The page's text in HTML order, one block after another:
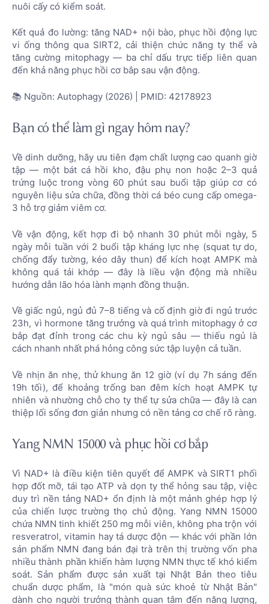
nuôi cấy có kiểm soát.
Kết quả đo lường: tăng NAD+ nội bào, phục hồi động lực
vi ống thông qua SIRT2, cải thiện chức năng ty thể và
tăng cường mitophagy — ba chỉ dấu trực tiếp liên quan
đến khả năng phục hồi cơ bắp sau vận động.
📚 Nguồn: Autophagy (2026) | PMID: 42178923
Bạn có thể làm gì ngay hôm nay?
Về dinh dưỡng, hãy ưu tiên đạm chất lượng cao quanh giờ
tập — một bát cá hồi kho, đậu phụ non hoặc 2–3 quả
trứng luộc trong vòng 60 phút sau buổi tập giúp cơ có
nguyên liệu sửa chữa, đồng thời cá béo cung cấp omega-
3 hỗ trợ giảm viêm cơ.
Về vận động, kết hợp đi bộ nhanh 30 phút mỗi ngày, 5
ngày mỗi tuần với 2 buổi tập kháng lực nhẹ (squat tự do,
chống đẩy tường, kéo dây thun) để kích hoạt AMPK mà
không quá tải khớp — đây là liều vận động mà nhiều
hướng dẫn lão hóa lành mạnh đồng thuận.
Về giấc ngủ, ngủ đủ 7–8 tiếng và cố định giờ đi ngủ trước
23h, vì hormone tăng trưởng và quá trình mitophagy ở cơ
bắp đạt đỉnh trong các chu kỳ ngủ sâu — thiếu ngủ là
cách nhanh nhất phá hỏng công sức tập luyện cả tuần.
Về nhịn ăn nhẹ, thử khung ăn 12 giờ (ví dụ 7h sáng đến
19h tối), để khoảng trống ban đêm kích hoạt AMPK tự
nhiên và nhường chỗ cho ty thể tự sửa chữa — đây là can
thiệp lối sống đơn giản nhưng có nền tảng cơ chế rõ ràng.
Yang NMN 15000 và phục hồi cơ bắp
Vì NAD+ là điều kiện tiên quyết để AMPK và SIRT1 phối
hợp đốt mỡ, tái tạo ATP và dọn ty thể hỏng sau tập, việc
duy trì nền tảng NAD+ ổn định là một mảnh ghép hợp lý
của chiến lược trường thọ chủ động. Yang NMN 15000
chứa NMN tinh khiết 250 mg mỗi viên, không pha trộn với
resveratrol, vitamin hay tá dược độn — khác với phần lớn
sản phẩm NMN đang bán đại trà trên thị trường vốn pha
nhiều thành phần khiến hàm lượng NMN thực tế khó kiểm
soát. Sản phẩm được sản xuất tại Nhật Bản theo tiêu
chuẩn dược phẩm, là "món quà sức khoẻ từ Nhật Bản"
dành cho người trưởng thành quan tâm đến năng lượng,